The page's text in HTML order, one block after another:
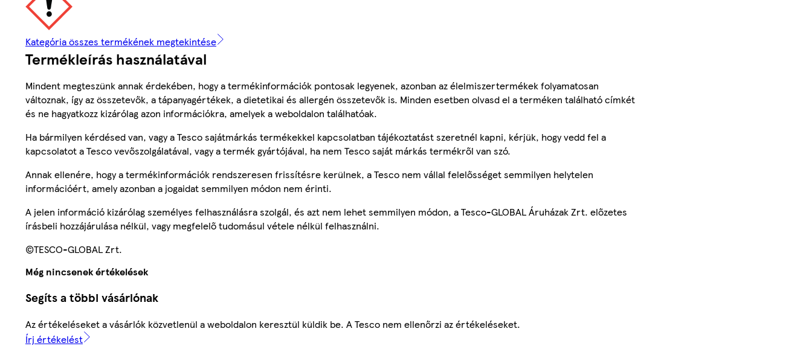
Kategória összes termékének megtekintése
Termékleírás használatával
Mindent megteszünk annak érdekében, hogy a termékinformációk pontosak legyenek, azonban az élelmiszertermékek folyamatosan
változnak, így az összetevők, a tápanyagértékek, a dietetikai és allergén összetevők is. Minden esetben olvasd el a terméken található címkét
és ne hagyatkozz kizárólag azon információkra, amelyek a weboldalon találhatóak.
Ha bármilyen kérdésed van, vagy a Tesco sajátmárkás termékekkel kapcsolatban tájékoztatást szeretnél kapni, kérjük, hogy vedd fel a
kapcsolatot a Tesco vevőszolgálatával, vagy a termék gyártójával, ha nem Tesco saját márkás termékről van szó.
Annak ellenére, hogy a termékinformációk rendszeresen frissítésre kerülnek, a Tesco nem vállal felelősséget semmilyen helytelen
információért, amely azonban a jogaidat semmilyen módon nem érinti.
A jelen információ kizárólag személyes felhasználásra szolgál, és azt nem lehet semmilyen módon, a Tesco-GLOBAL Áruházak Zrt. előzetes
írásbeli hozzájárulása nélkül, vagy megfelelő tudomásul vétele nélkül felhasználni.
©TESCO-GLOBAL Zrt.
Még nincsenek értékelések
Segíts a többi vásárlónak
Az értékeléseket a vásárlók közvetlenül a weboldalon keresztül küldik be. A Tesco nem ellenőrzi az értékeléseket.
Írj értékelést